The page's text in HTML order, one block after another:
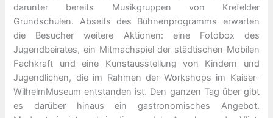
darunter bereits Musikgruppen von Krefelder
Grundschulen. Abseits des Bühnenprogramms erwarten
die Besucher weitere Aktionen: eine Fotobox des
Jugendbeirates, ein Mitmachspiel der städtischen Mobilen
Fachkraft und eine Kunstausstellung von Kindern und
Jugendlichen, die im Rahmen der Workshops im Kaiser-
WilhelmMuseum entstanden ist. Den ganzen Tag über gibt
es darüber hinaus ein gastronomisches Angebot.